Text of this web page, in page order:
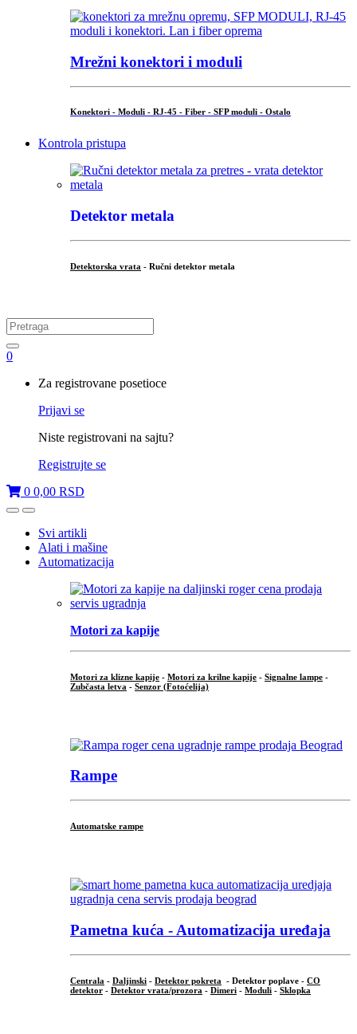
Mrežni konektori i moduli
Konektori - Moduli - RJ-45 - Fiber - SFP moduli - Ostalo
Kontrola pristupa
Detektor metala
Detektorska vrata - Ručni detektor metala
Search
for:
0
Za registrovane posetioce
Prijavi se
Niste registrovani na sajtu?
Registrujte se
0 0,00 RSD
OpenClose
Svi artikli
Alati i mašine
Automatizacija
Motori za kapije
Motori za klizne kapije - Motori za krilne kapije - Signalne lampe -
Zubčasta letva - Senzor (Fotoćelija)
Rampe
Automatske rampe
Pametna kuća - Automatizacija uređaja
Centrala - Daljinski - Detektor pokreta - Detektor poplave - CO
detektor - Detektor vrata/prozora - Dimeri - Moduli - Sklopka